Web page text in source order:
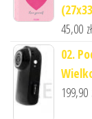
45,00 zł
02.
199,90